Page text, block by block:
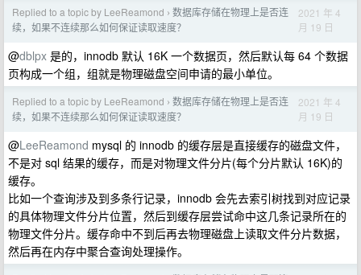
Replied to a topic by LeeReamond › 数据库存储在物理上是否连
续，如果不连续那么如何保证读取速度？
2021 年 4
月 19 日
@dblpx 是的，innodb 默认 16K 一个数据页，然后默认每 64 个数据
页构成一个组，组就是物理磁盘空间申请的最小单位。
Replied to a topic by LeeReamond › 数据库存储在物理上是否连
续，如果不连续那么如何保证读取速度？
2021 年 4
月 19 日
@LeeReamond mysql 的 innodb 的缓存层是直接缓存的磁盘文件，
不是对 sql 结果的缓存，而是对物理文件分片(每个分片默认 16K)的
缓存。
比如一个查询涉及到多条行记录，innodb 会先去索引树找到对应记录
的具体物理文件分片位置，然后到缓存层尝试命中这几条记录所在的
物理文件分片。缓存命中不到后再去物理磁盘上读取文件分片数据，
然后再在内存中聚合查询处理操作。